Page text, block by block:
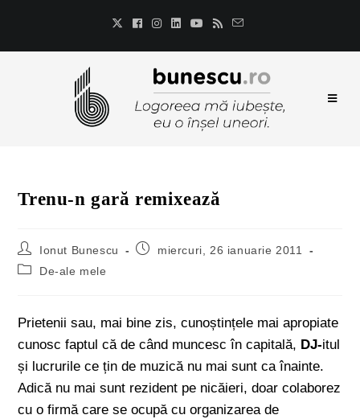
Trenu-n gară remixează
Ionut Bunescu
miercuri, 26 ianuarie 2011
De-ale mele
Prietenii sau, mai bine zis, cunoștințele mai apropiate
cunosc faptul că de când muncesc în capitală, DJ-itul
și lucrurile ce țin de muzică nu mai sunt ca înainte.
Adică nu mai sunt rezident pe nicăieri, doar colaborez
cu o firmă care se ocupă cu organizarea de